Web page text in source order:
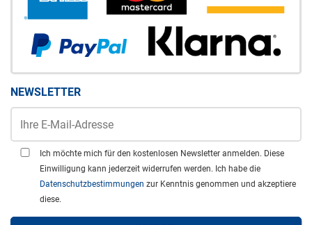
NEWSLETTER
Ich möchte mich für den kostenlosen Newsletter anmelden. Diese
Einwilligung kann jederzeit widerrufen werden. Ich habe die
Datenschutzbestimmungen zur Kenntnis genommen und akzeptiere
diese.